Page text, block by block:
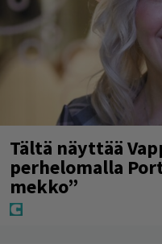
Tältä näyttää
perhelomalla
mekko”